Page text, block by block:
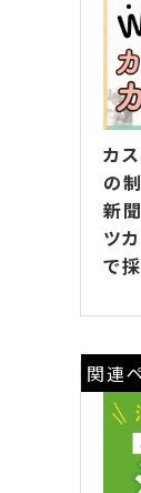
カ
の
新
ツ
で採
関連